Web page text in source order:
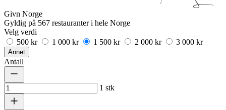
Givn Norge
Gyldig på 567 restauranter i hele Norge
Velg verdi
500 kr
1 000 kr 1 500 kr 2 000 kr 3 000 kr
Annet
Antall
1 stk